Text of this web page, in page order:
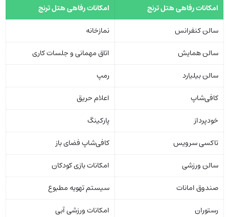
امکانات رفاهی هتل ترنج
امکانات رفاهی هتل ترنج
سالن کنفرانس
نمازخانه
سالن همایش
اتاق مهمانی و جلسات کاری
سالن بیلیارد
رمپ
کافی‌شاپ
اعلام حریق
خودپرداز
پارکینگ
تاکسی سرویس
کافی‌شاپ فضای باز
سالن ورزشی
امکانات بازی کودکان
صندوق امانات
سیستم تهویه مطبوع
رستوران
امکانات ورزشی آبی